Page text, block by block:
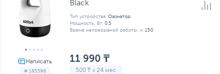
# 185596
Black
Тип устройства: Озонатор
Мощность, Вт: 0.5
Время непрерывной работы, ч: 150
11 990 ₸
500 ₸ x 24 мес